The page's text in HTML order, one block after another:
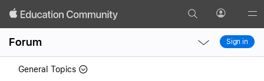
Search Profile
Forum
Local
Nav
Local
Nav
Sign in
General Topics